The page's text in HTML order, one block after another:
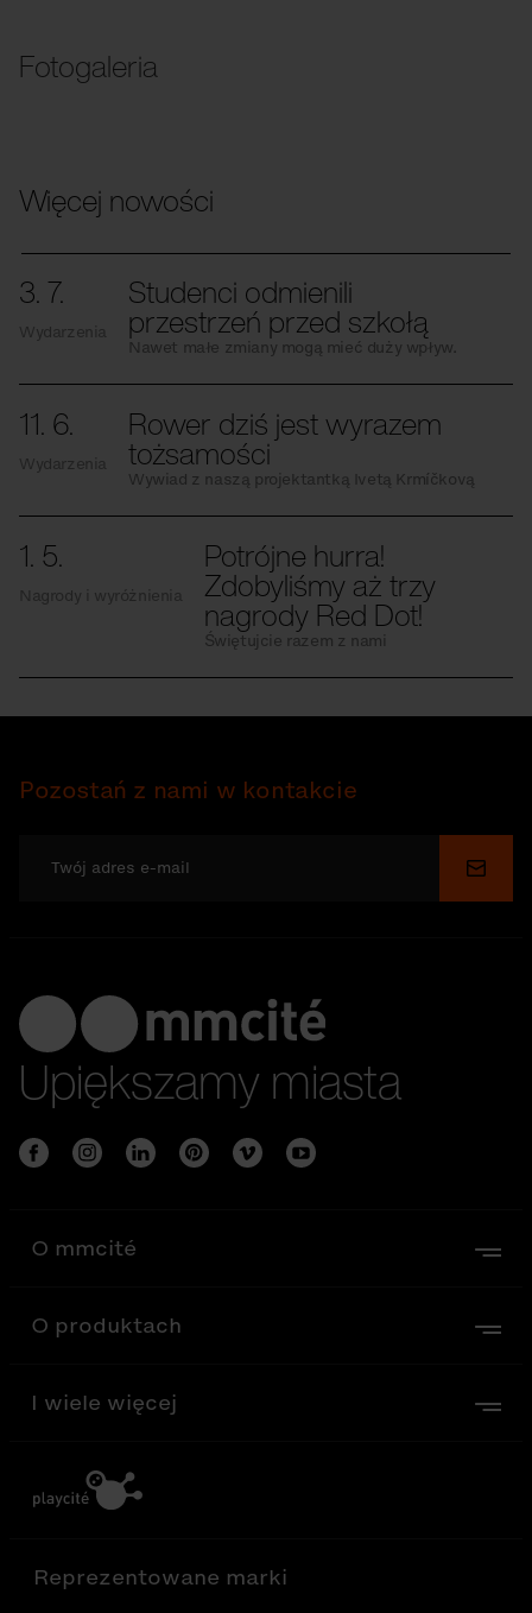
Fotogaleria
Więcej nowości
3. 7.
Wydarzenia
Studenci odmienili
przestrzeń przed szkołą
Nawet małe zmiany mogą mieć duży wpływ.
11. 6.
Wydarzenia
Rower dziś jest wyrazem
tożsamości
Wywiad z naszą projektantką Ivetą Krmíčkovą
1. 5.
Nagrody i wyróżnienia
Potrójne hurra!
Zdobyliśmy aż trzy
nagrody Red Dot!
Świętujcie razem z nami
Pozostań z nami w kontakcie
Wyślij
Upiększamy miasta
O mmcité
O produktach
I wiele więcej
Reprezentowane marki